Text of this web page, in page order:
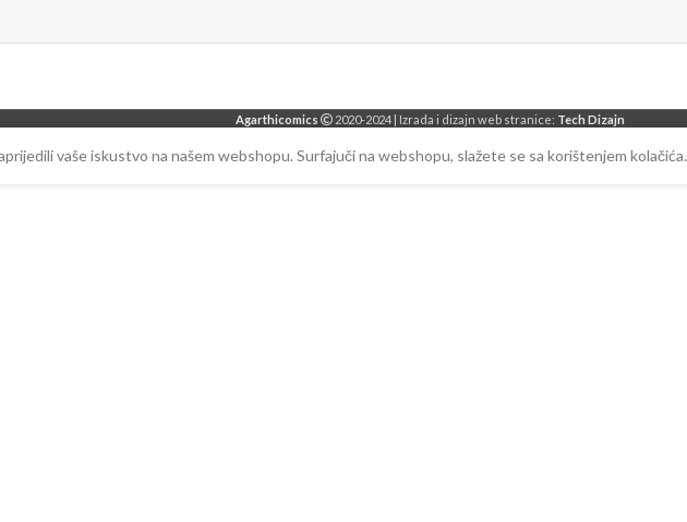
Agarthicomics 2020-2024 | Izrada i dizajn web stranice: Tech Dizajn
vaše iskustvo na našem webshopu. Surfajuči na webshopu, slažete se sa korištenjem kolačića.